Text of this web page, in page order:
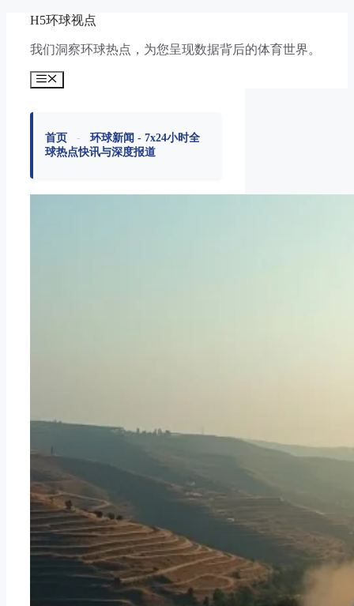
H5环球视点
我们洞察环球热点，为您呈现数据背后的体育世界。
菜
首页 -
环球新闻 - 7x24小时全
球热点快讯与深度报道